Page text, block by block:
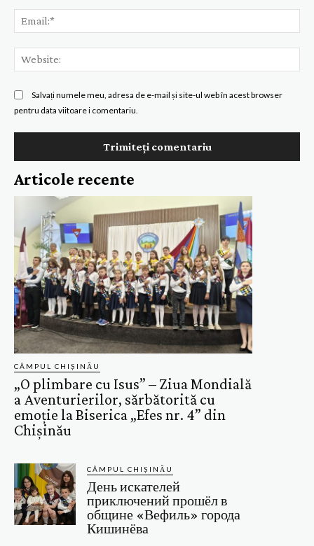
Salvați numele meu, adresa de e-mail și site-ul web în acest browser
pentru data viitoare i comentariu.
Articole recente
CÂMPUL CHIȘINĂU
„O plimbare cu Isus” – Ziua Mondială
a Aventurierilor, sărbătorită cu
emoție la Biserica „Efes nr. 4” din
Chișinău
CÂMPUL CHIȘINĂU
День искателей
приключений прошёл в
общине «Вефиль» города
Кишинёва